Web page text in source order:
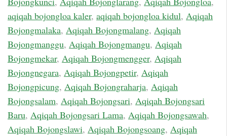
aqiqah bojongloa kaler, aqiqah bojongloa kidul, Aqiqah
Bojongmalaka, Aqiqah Bojongmalang, Aqiqah
Bojongmanggu, Aqiqah Bojongmangu, Aqiqah
Bojongmekar, Aqiqah Bojongmengger, Aqiqah
Bojongnegara, Aqiqah Bojongpetir, Aqiqah
Bojongpicung, Aqiqah Bojongraharja, Aqiqah
Bojongsalam, Aqiqah Bojongsari, Aqiqah Bojongsari
Baru, Aqiqah Bojongsari Lama, Aqiqah Bojongsawah,
Aqiqah Bojongslawi, Aqiqah Bojongsoang, Aqiqah